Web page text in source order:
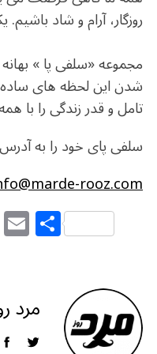
روزگار، آرام و شاد
مجموعه «سلفی پا »
شدن این لحظه های
تامل و قدر زندگی را با
سلفی پای خود را به
rooz.com
W
h
s
A
E
m
l
S
h
e مرد